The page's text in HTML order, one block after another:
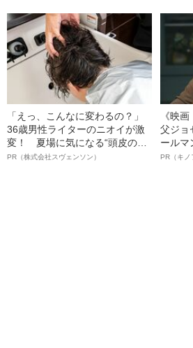
「えっ、こんなに変わるの？」
36歳男性ライターのニオイが激
変！ 夏場に気になる“頭皮のニ
オイ”や“ベタつき”を解消す
PR（株式会社スヴェンソン）
《映
父ジョ
ールマ
ルイン
PR（キノ